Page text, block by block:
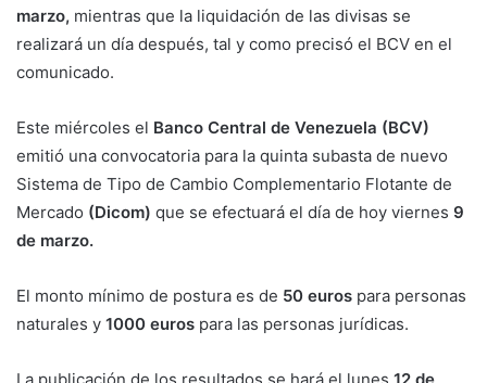
marzo, mientras que la liquidación de las divisas se
realizará un día después, tal y como precisó el BCV en el
comunicado.
Este miércoles el Banco Central de Venezuela (BCV)
emitió una convocatoria para la quinta subasta de nuevo
Sistema de Tipo de Cambio Complementario Flotante de
Mercado (Dicom) que se efectuará el día de hoy viernes 9
de marzo.
El monto mínimo de postura es de 50 euros para personas
naturales y 1000 euros para las personas jurídicas.